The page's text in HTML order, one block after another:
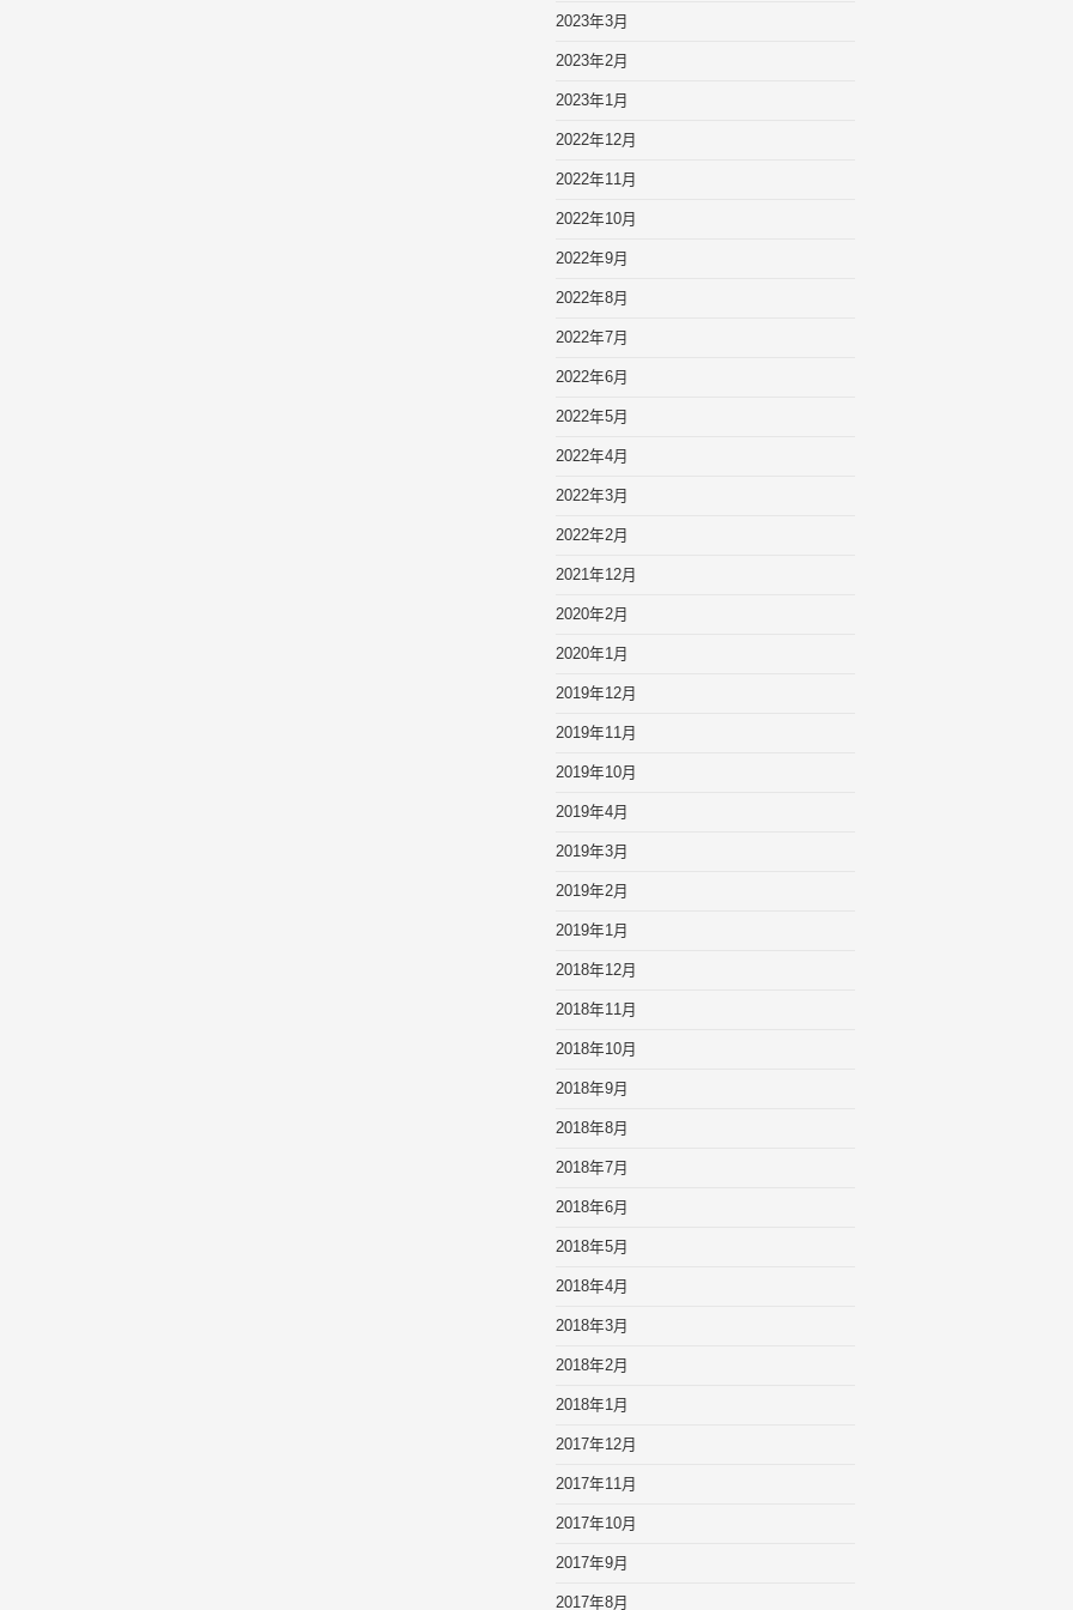
2023年3月
2023年2月
2023年1月
2022年12月
2022年11月
2022年10月
2022年9月
2022年8月
2022年7月
2022年6月
2022年5月
2022年4月
2022年3月
2022年2月
2021年12月
2020年2月
2020年1月
2019年12月
2019年11月
2019年10月
2019年4月
2019年3月
2019年2月
2019年1月
2018年12月
2018年11月
2018年10月
2018年9月
2018年8月
2018年7月
2018年6月
2018年5月
2018年4月
2018年3月
2018年2月
2018年1月
2017年12月
2017年11月
2017年10月
2017年9月
2017年8月